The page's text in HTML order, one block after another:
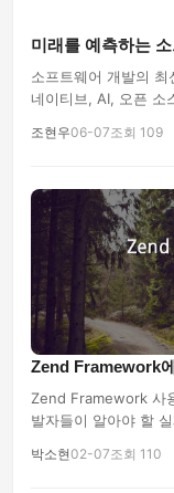
미래를 예측하는
소프트웨어 개발의
네이티브, AI, 오픈 소
조현우06-07조회 109
Zend Framework
Zend Framework 사
발자들이 알아야 할
박소현02-07조회 110